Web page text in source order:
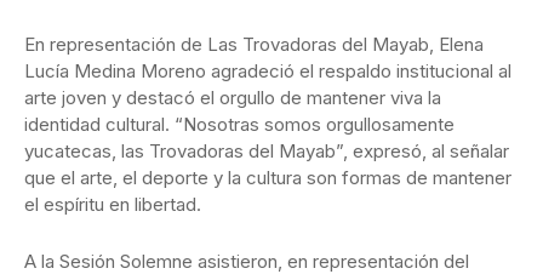
En representación de Las Trovadoras del Mayab, Elena
Lucía Medina Moreno agradeció el respaldo institucional al
arte joven y destacó el orgullo de mantener viva la
identidad cultural. “Nosotras somos orgullosamente
yucatecas, las Trovadoras del Mayab”, expresó, al señalar
que el arte, el deporte y la cultura son formas de mantener
el espíritu en libertad.
A la Sesión Solemne asistieron, en representación del